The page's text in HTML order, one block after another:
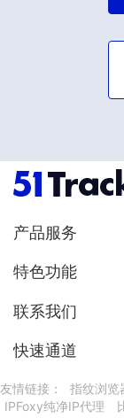
产品服务
特色功能
联系我们
快速通道
友情链接： 指纹浏览
IPFoxy纯净IP代理